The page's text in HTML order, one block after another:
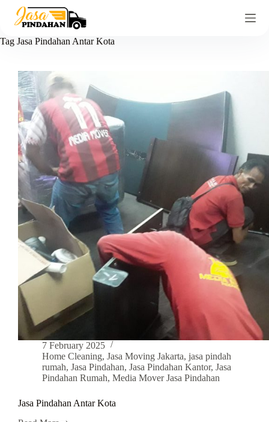
Tag Jasa Pindahan Antar Kota
7 February 2025
Home Cleaning, Jasa Moving Jakarta, jasa pindah
rumah, Jasa Pindahan, Jasa Pindahan Kantor, Jasa
Pindahan Rumah, Media Mover Jasa Pindahan
Jasa Pindahan Antar Kota